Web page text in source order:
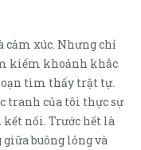
cảm xúc. Nhưng chỉ
kiếm khoảnh khắc
tìm thấy trật tự.
tranh của tôi thực sự
nối. Trước hết là
buông lỏng và